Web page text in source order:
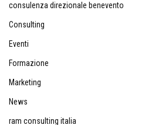
consulenza direzionale benevento
Consulting
Eventi
Formazione
Marketing
News
ram consulting italia